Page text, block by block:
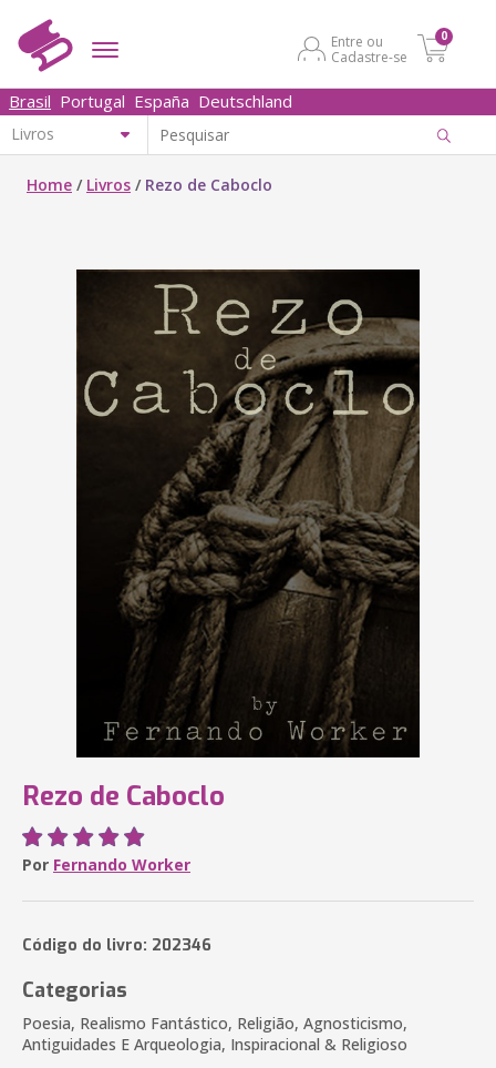
Entre ou
Cadastre-se
0
Brasil Portugal España Deutschland
Home / Livros / Rezo de Caboclo
Rezo de Caboclo
Por Fernando Worker
Código do livro: 202346
Categorias
Poesia, Realismo Fantástico, Religião, Agnosticismo,
Antiguidades E Arqueologia, Inspiracional & Religioso